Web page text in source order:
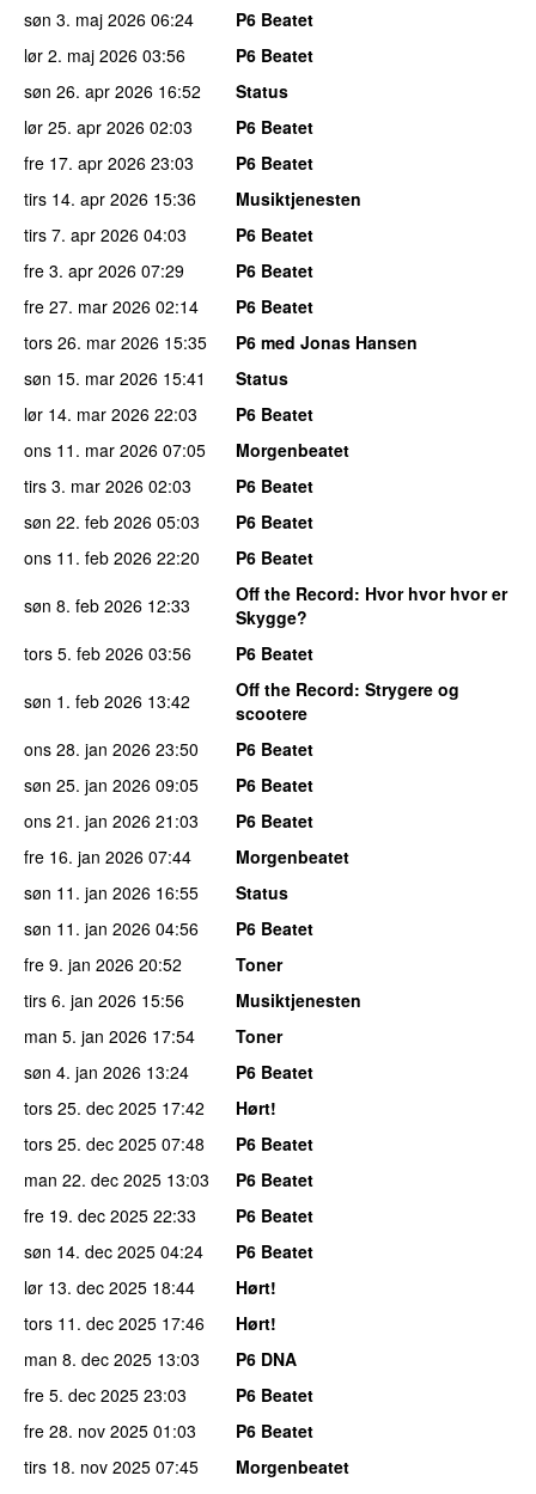
søn 3. maj 2026 06:24
P6 Beatet
lør 2. maj 2026 03:56
P6 Beatet
søn 26. apr 2026 16:52
Status
lør 25. apr 2026 02:03
P6 Beatet
fre 17. apr 2026 23:03
P6 Beatet
tirs 14. apr 2026 15:36
Musiktjenesten
tirs 7. apr 2026 04:03
P6 Beatet
fre 3. apr 2026 07:29
P6 Beatet
fre 27. mar 2026 02:14
P6 Beatet
tors 26. mar 2026 15:35
P6 med Jonas Hansen
søn 15. mar 2026 15:41
Status
lør 14. mar 2026 22:03
P6 Beatet
ons 11. mar 2026 07:05
Morgenbeatet
tirs 3. mar 2026 02:03
P6 Beatet
søn 22. feb 2026 05:03
P6 Beatet
ons 11. feb 2026 22:20
P6 Beatet
søn 8. feb 2026 12:33 Off the Record: Hvor hvor hvor er
Skygge?
tors 5. feb 2026 03:56
P6 Beatet
søn 1. feb 2026 13:42 Off the Record: Strygere og
scootere
ons 28. jan 2026 23:50
P6 Beatet
søn 25. jan 2026 09:05
P6 Beatet
ons 21. jan 2026 21:03
P6 Beatet
fre 16. jan 2026 07:44
Morgenbeatet
søn 11. jan 2026 16:55
Status
søn 11. jan 2026 04:56
P6 Beatet
fre 9. jan 2026 20:52
Toner
tirs 6. jan 2026 15:56
Musiktjenesten
man 5. jan 2026 17:54
Toner
søn 4. jan 2026 13:24
P6 Beatet
tors 25. dec 2025 17:42
Hørt!
tors 25. dec 2025 07:48
P6 Beatet
man 22. dec 2025 13:03
P6 Beatet
fre 19. dec 2025 22:33
P6 Beatet
søn 14. dec 2025 04:24
P6 Beatet
lør 13. dec 2025 18:44
Hørt!
tors 11. dec 2025 17:46
Hørt!
man 8. dec 2025 13:03
P6 DNA
fre 5. dec 2025 23:03
P6 Beatet
fre 28. nov 2025 01:03
P6 Beatet
tirs 18. nov 2025 07:45
Morgenbeatet